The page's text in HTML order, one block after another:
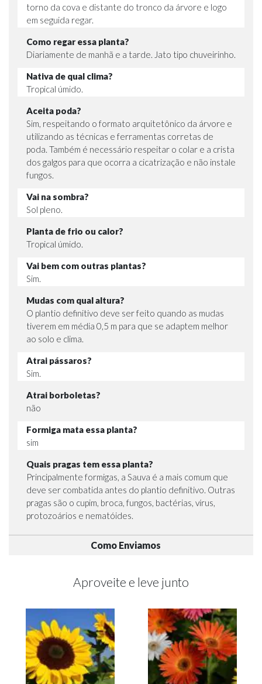
torno da cova e distante do tronco da árvore e logo
em seguida regar.
Como regar essa planta?
Diariamente de manhã e a tarde. Jato tipo chuveirinho.
Nativa de qual clima?
Tropical úmido.
Aceita poda?
Sim, respeitando o formato arquitetônico da árvore e
utilizando as técnicas e ferramentas corretas de
poda. Também é necessário respeitar o colar e a crista
dos galgos para que ocorra a cicatrização e não instale
fungos.
Vai na sombra?
Sol pleno.
Planta de frio ou calor?
Tropical úmido.
Vai bem com outras plantas?
Sim.
Mudas com qual altura?
O plantio definitivo deve ser feito quando as mudas
tiverem em média 0,5 m para que se adaptem melhor
ao solo e clima.
Atrai pássaros?
Sim.
Atrai borboletas?
não
Formiga mata essa planta?
sim
Quais pragas tem essa planta?
Principalmente formigas, a Sauva é a mais comum que
deve ser combatida antes do plantio definitivo. Outras
pragas são o cupim, broca, fungos, bactérias, vírus,
protozoários e nematóides.
Como Enviamos
Aproveite e leve junto